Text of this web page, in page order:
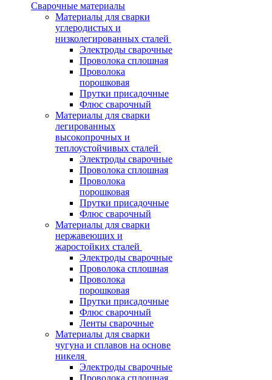
Сварочные материалы
Материалы для сварки
углеродистых и
низколегированных сталей
Электроды сварочные
Проволока сплошная
Проволока
порошковая
Прутки присадочные
Флюс сварочный
Материалы для сварки
легированных
высокопрочных и
теплоустойчивых сталей
Электроды сварочные
Проволока сплошная
Проволока
порошковая
Прутки присадочные
Флюс сварочный
Материалы для сварки
нержавеющих и
жаростойких сталей
Электроды сварочные
Проволока сплошная
Проволока
порошковая
Прутки присадочные
Флюс сварочный
Ленты сварочные
Материалы для сварки
чугуна и сплавов на основе
никеля
Электроды сварочные
Проволока сплошная